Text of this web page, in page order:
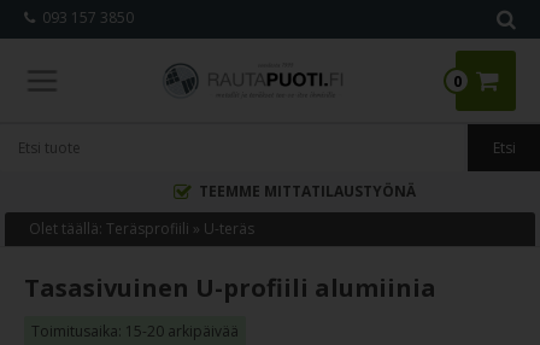
093 157 3850
0
TEEMME MITTATILAUSTYÖNÄ
Olet täällä:Teräsprofiili » U-teräs
Tasasivuinen U-profiili alumiinia
Toimitusaika: 15-20 arkipäivää